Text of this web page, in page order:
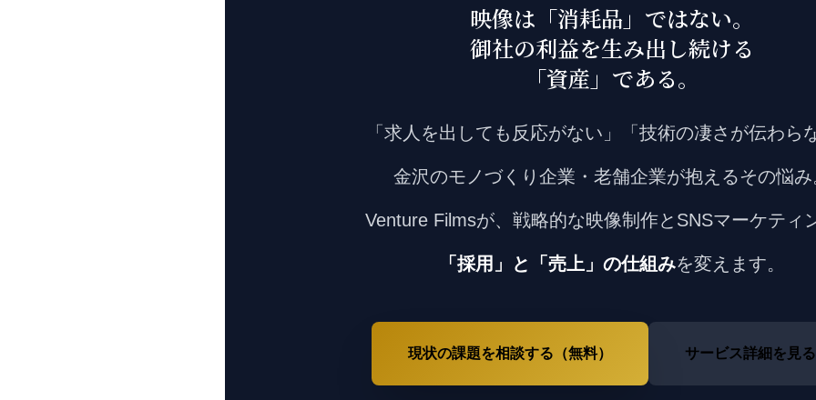
映像は「消耗品」ではない。
御社の利益を生み出し続ける
「資産」 である。
「求人を出しても反応がない」「技術の凄さが伝わら
金沢のモノづくり企業・老舗企業が抱えるその悩み
Venture Filmsが、戦略的な映像制作とSNSマーケティ
「採用」と「売上」の仕組みを変えます。
現状の課題を相談する（無料） サービス詳細を見る